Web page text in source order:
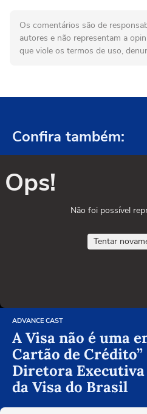
Os comentários são de
autores e não representam a
que viole os termos de uso,
Confira também:
Ops!
Não foi possível
Tentar
ADVANCE CAST
A Visa não é uma
Cartão de
Diretora
da Visa do Brasil